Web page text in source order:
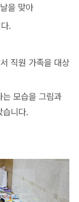
을 맞아
.
직원 가족을 대상
모습을 그림과
니다.